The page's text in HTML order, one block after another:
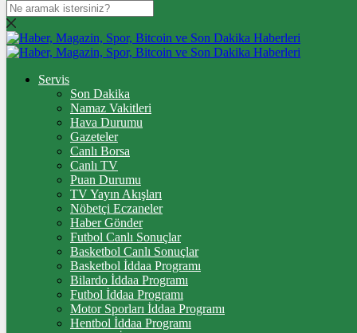
DOLAR
47,7436$% 0.18
% 0.32
STERLİN
% 0.38
GRAM ALTIN
%2,59
ÇEYREK ALTIN
10.903,00%2,54
TAM ALTIN
43.427,00%2,54
Servis
Son Dakika
Namaz Vakitleri
Hava Durumu
Gazeteler
Canlı Borsa
Canlı TV
Puan Durumu
TV Yayın Akışları
Nöbetçi Eczaneler
Haber Gönder
Futbol Canlı Sonuçlar
Basketbol Canlı Sonuçlar
Basketbol İddaa Programı
Bilardo İddaa Programı
Futbol İddaa Programı
Motor Sporları İddaa Programı
Hentbol İddaa Programı